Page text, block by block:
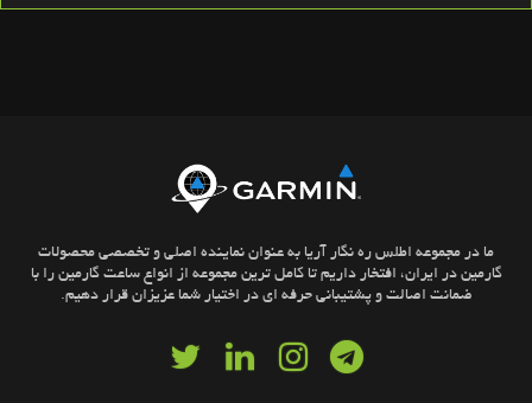
ما در مجموعه اطلس ره نگار آریا به عنوان نماینده اصلی و تخصصی محصولات
گارمین در ایران، افتخار داریم تا کامل ترین مجموعه از انواع ساعت گارمین را با
ضمانت اصالت و پشتیبانی حرفه ای در اختیار شما عزیزان قرار دهیم.